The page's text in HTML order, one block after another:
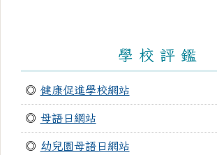
學 校 評 鑑
◎ 健康促進學校網站
◎ 母語日網站
◎ 幼兒園母語日網站